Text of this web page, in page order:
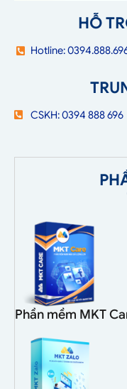
HỖ
Hotline:
CSKH: 0394 888 696
Phần mềm MKT